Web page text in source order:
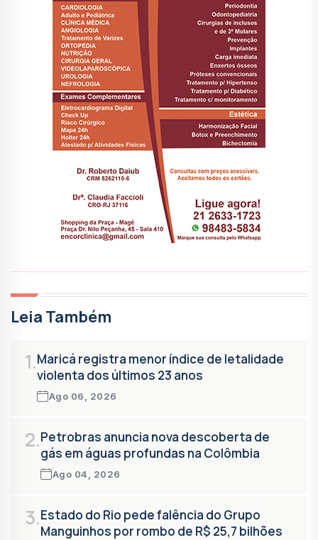
Leia Também
1.Maricá registra menor índice de letalidade
violenta dos últimos 23 anos
Ago 06, 2026
2.Petrobras anuncia nova descoberta de
gás em águas profundas na Colômbia
Ago 04, 2026
3.Estado do Rio pede falência do Grupo
Manguinhos por rombo de R$ 25,7 bilhões